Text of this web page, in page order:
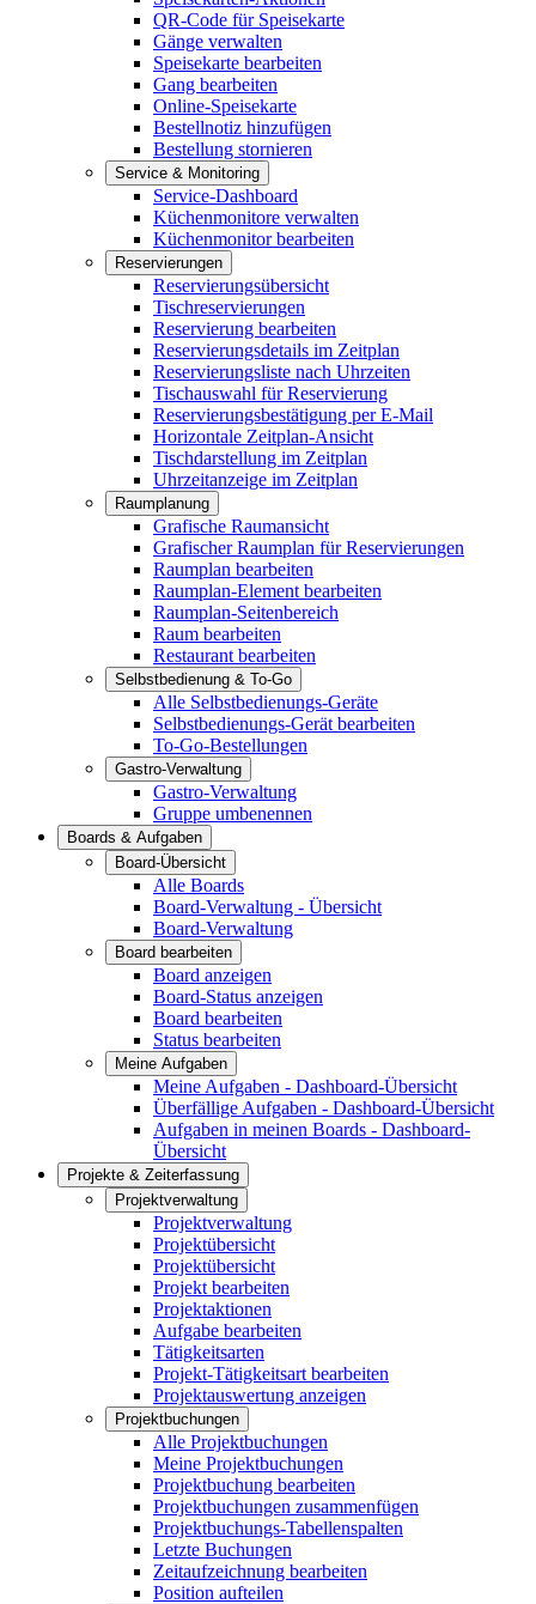
QR-Code für Speisekarte
Gänge verwalten
Speisekarte bearbeiten
Gang bearbeiten
Online-Speisekarte
Bestellnotiz hinzufügen
Bestellung stornieren
Service & Monitoring
Service-Dashboard
Küchenmonitore verwalten
Küchenmonitor bearbeiten
Reservierungen
Reservierungsübersicht
Tischreservierungen
Reservierung bearbeiten
Reservierungsdetails im Zeitplan
Reservierungsliste nach Uhrzeiten
Tischauswahl für Reservierung
Reservierungsbestätigung per E-Mail
Horizontale Zeitplan-Ansicht
Tischdarstellung im Zeitplan
Uhrzeitanzeige im Zeitplan
Raumplanung
Grafische Raumansicht
Grafischer Raumplan für Reservierungen
Raumplan bearbeiten
Raumplan-Element bearbeiten
Raumplan-Seitenbereich
Raum bearbeiten
Restaurant bearbeiten
Selbstbedienung & To-Go
Alle Selbstbedienungs-Geräte
Selbstbedienungs-Gerät bearbeiten
To-Go-Bestellungen
Gastro-Verwaltung
Gastro-Verwaltung
Gruppe umbenennen
Boards & Aufgaben
Board-Übersicht
Alle Boards
Board-Verwaltung - Übersicht
Board-Verwaltung
Board bearbeiten
Board anzeigen
Board-Status anzeigen
Board bearbeiten
Status bearbeiten
Meine Aufgaben
Meine Aufgaben - Dashboard-Übersicht
Überfällige Aufgaben - Dashboard-Übersicht
Aufgaben in meinen Boards - Dashboard-
Übersicht
Projekte & Zeiterfassung
Projektverwaltung
Projektverwaltung
Projektübersicht
Projektübersicht
Projekt bearbeiten
Projektaktionen
Aufgabe bearbeiten
Tätigkeitsarten
Projekt-Tätigkeitsart bearbeiten
Projektauswertung anzeigen
Projektbuchungen
Alle Projektbuchungen
Meine Projektbuchungen
Projektbuchung bearbeiten
Projektbuchungen zusammenfügen
Projektbuchungs-Tabellenspalten
Letzte Buchungen
Zeitaufzeichnung bearbeiten
Position aufteilen